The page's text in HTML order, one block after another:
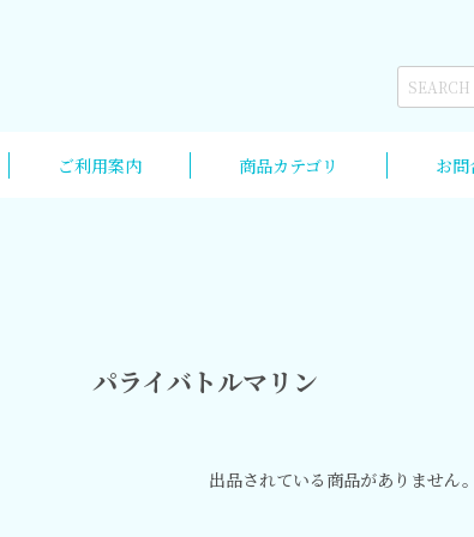
ご利用案内 商品カテゴリ お
パライバトルマリン
出品されている商品がありません